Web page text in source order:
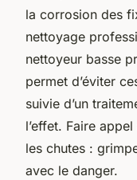
la corrosion des
nettoyage
nettoyeur basse
permet d’éviter
suivie d’un
l’effet. Faire
les chutes :
avec le danger.